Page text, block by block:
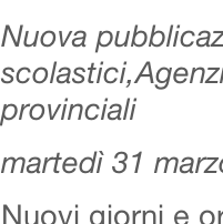
Nuova
provinciali
martedì 31
Nuovi giorni e